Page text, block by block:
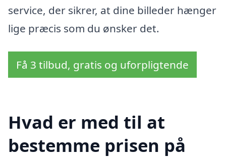
service, der sikrer, at dine billeder hænger
lige præcis som du ønsker det.
Få 3 tilbud, gratis og uforpligtende
Hvad er med til at
bestemme prisen på